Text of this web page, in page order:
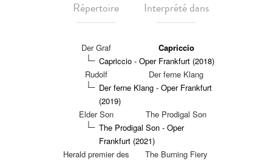
Répertoire Interprété dans
Der Graf
Capriccio
Capriccio - Oper Frankfurt (2018)
Rudolf
Der ferne Klang
Der ferne Klang - Oper Frankfurt
(2019)
Elder Son
The Prodigal Son
The Prodigal Son - Oper
Frankfurt (2021)
Herald premier des
The Burning Fiery